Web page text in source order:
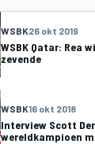
WSBK26 okt 2019
WSBK Qatar: Rea
zevende
WSBK16 okt 2018
Interview Scott
wereldkampioen